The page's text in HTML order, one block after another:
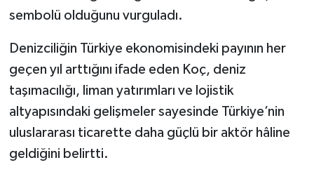
sembolü olduğunu vurguladı.
Denizciliğin Türkiye ekonomisindeki payının her
geçen yıl arttığını ifade eden Koç, deniz
taşımacılığı, liman yatırımları ve lojistik
altyapısındaki gelişmeler sayesinde Türkiye’nin
uluslararası ticarette daha güçlü bir aktör hâline
geldiğini belirtti.